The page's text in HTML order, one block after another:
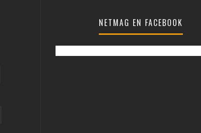
NETMAG EN FACEBOOK